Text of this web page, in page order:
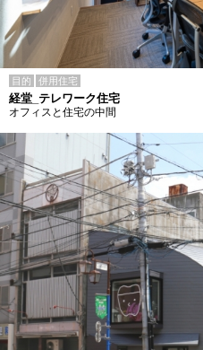
目的 併用住宅
経堂_テレワーク住宅
オフィスと住宅の中間